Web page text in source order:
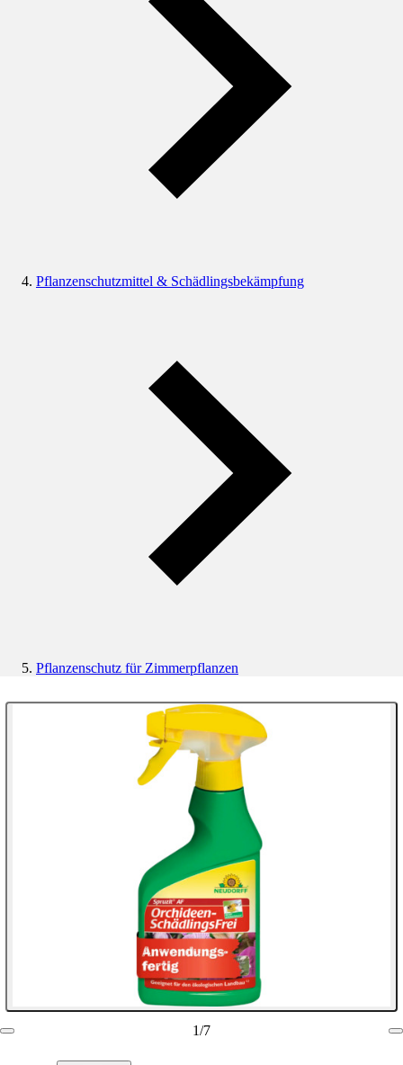
Pflanzenschutzmittel & Schädlingsbekämpfung
Pflanzenschutz für Zimmerpflanzen
1/7